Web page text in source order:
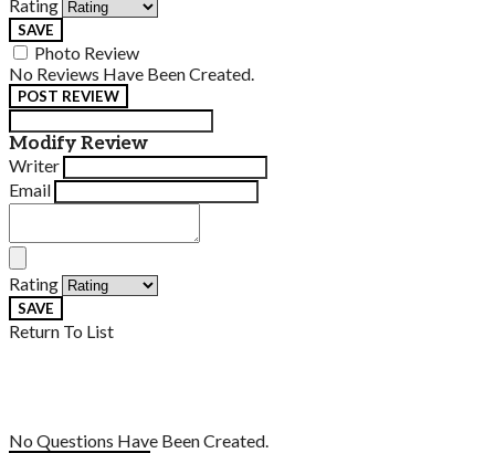
Rating
SAVE
Photo Review
No Reviews Have Been Created.
POST REVIEW
Modify Review
Writer
Email
Rating
SAVE
Return To List
No Questions Have Been Created.